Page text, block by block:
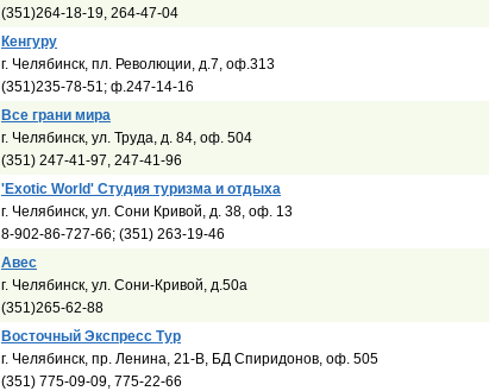
(351)264-18-19, 264-47-04
Кенгуру
г. Челябинск, пл. Революции, д.7, оф.313
(351)235-78-51; ф.247-14-16
Все грани мира
г. Челябинск, ул. Труда, д. 84, оф. 504
(351) 247-41-97, 247-41-96
'Exotic World' Студия туризма и отдыха
г. Челябинск, ул. Сони Кривой, д. 38, оф. 13
8-902-86-727-66; (351) 263-19-46
Авес
г. Челябинск, ул. Сони-Кривой, д.50а
(351)265-62-88
Восточный Экспресс Тур
г. Челябинск, пр. Ленина, 21-В, БД Спиридонов, оф. 505
(351) 775-09-09, 775-22-66